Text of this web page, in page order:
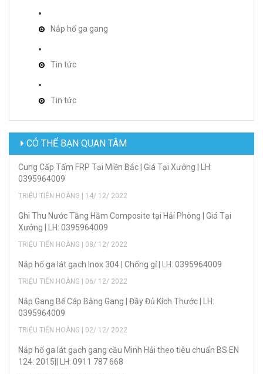
Nắp hố ga gang
Tin tức
Tin tức
CÓ THỂ BẠN QUAN TÂM
Cung Cấp Tấm FRP Tại Miền Bắc | Giá Tại Xưởng | LH:
0395964009
TRIỆU TIẾN HOÀNG | 14/ 12/ 2022
Ghi Thu Nước Tầng Hầm Composite tại Hải Phòng | Giá Tại
Xưởng | LH: 0395964009
TRIỆU TIẾN HOÀNG | 08/ 12/ 2022
Nắp hố ga lát gạch Inox 304 | Chống gỉ | LH: 0395964009
TRIỆU TIẾN HOÀNG | 06/ 12/ 2022
Nắp Gang Bể Cáp Bằng Gang | Đầy Đủ Kích Thước | LH:
0395964009
TRIỆU TIẾN HOÀNG | 02/ 12/ 2022
Nắp hố ga lát gạch gang cầu Minh Hải theo tiêu chuẩn BS EN
124: 2015|| LH: 0911 787 668